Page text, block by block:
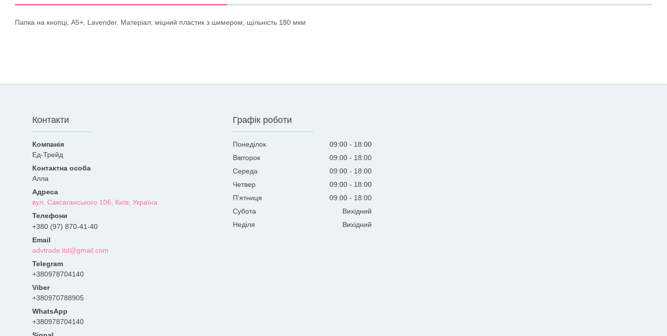
Папка на кнопці, А5+, Lavender. Матеріал: міцний пластик з шимером, щільність 180 мкм
Контакти
Ед-Трейд
Алла
вул. Саксаганського 106, Київ, Україна
+380 (97) 870-41-40
advtrade.ltd@gmail.com
+380978704140
+380970788905
+380978704140
Графік роботи
Понеділок 09:00
18:00
Вівторок
09:00
18:00
Середа
09:00
18:00
Четвер
09:00
18:00
Пʼятниця
09:00
18:00
Субота
Вихідний
Неділя
Вихідний